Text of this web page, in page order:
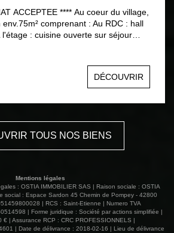
**** Au coeur du village,
comprenant : Au RDC : hall
: cuisine ouverte sur séjour
Idéalement placée à
159 000 € honoraires
Contactez Pascale ORET - 07
ce bien est exposé sont disponibles
DÉCOUVRIR
TOUS NOS BIENS
Mentions légales
: OSTIA IMMOBILIER SAS | Raison sociale : OSTIA
social : Espace Sardon 45 Chemin de Pompey - 42800
| RCS : Saint-Etienne | Numero TVA
| Forme juridique : Société par actions simplifiée |
| Assurance RCP : CRC PROFESSIONNELS |
| Date de délivrance : 2018-02-16 | Lieu de délivrance